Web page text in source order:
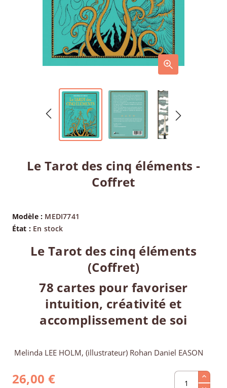
Le Tarot des cinq éléments -
Coffret
Modèle : MEDI7741
État : En stock
Le Tarot des cinq éléments
(Coffret)
78 cartes pour favoriser
intuition, créativité et
accomplissement de soi
Melinda LEE HOLM, (illustrateur) Rohan Daniel EASON
26,00 €